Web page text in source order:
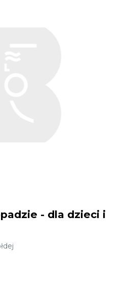
- dla dzieci i